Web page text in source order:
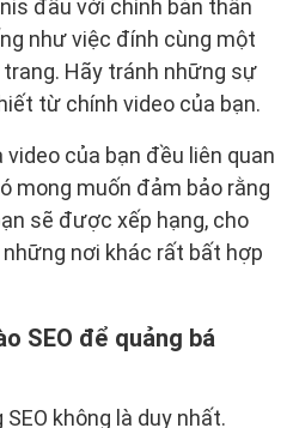
đấu với chính bản thân
như việc đính cùng một
Hãy tránh những sự
từ chính video của bạn.
của bạn đều liên quan
mong muốn đảm bảo rằng
sẽ được xếp hạng, cho
nơi khác rất bất hợp
SEO để quảng bá
không là duy nhất.